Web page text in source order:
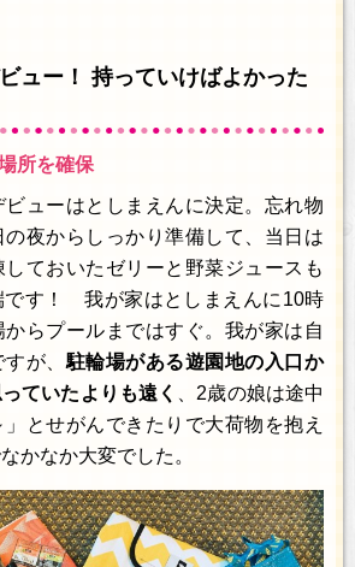
ュー！ 持っていけばよかった
所を確保
ューはとしまえんに決定。忘れ物
夜からしっかり準備して、当日は
ておいたゼリーと野菜ジュースも
です！ 我が家はとしまえんに10時
らプールまではすぐ。我が家は自
すが、駐輪場がある遊園地の入口か
ていたよりも遠く
、2歳の娘は途中
とせがんできたりで大荷物を抱え
かなか大変でした。